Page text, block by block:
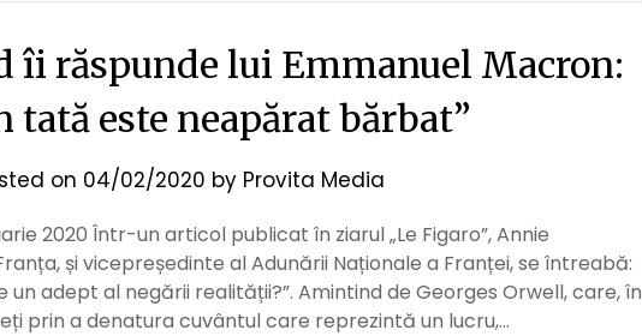
îi răspunde lui Emmanuel Macron:
tată este neapărat bărbat”
on 04/02/2020 by Provita Media
2020 Într-un articol publicat în ziarul „Le Figaro”, Annie
și vicepreședinte al Adunării Naționale a Franței, se întreabă:
un adept al negării realității?”. Amintind de Georges Orwell, care, în
prin a denatura cuvântul care reprezintă un lucru,…